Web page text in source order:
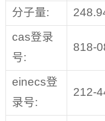
分子量:
cas登录
号:
818-
einecs登
录号:
212-